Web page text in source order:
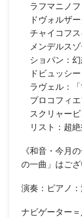
ラフマニノフ
ドヴォルザー
チャイコフ
メンデルスゾ
ショパン：幻
ドビュッシ
ラヴェル：「
プロコフィエ
スクリャー
リスト：超絶
《和音・今月
の一曲」はござ
演奏：ピアノ
ナビゲーター